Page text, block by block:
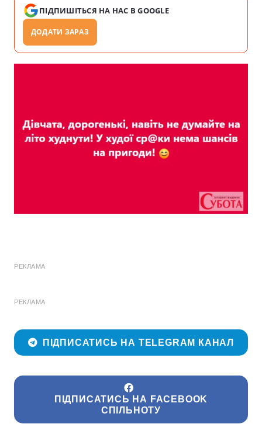
ПІДПИШІТЬСЯ НА НАС В GOOGLE
ДОДАТИ ЗАРАЗ
РЕКЛАМА
РЕКЛАМА
ПІДПИСАТИСЬ НА TELEGRAM КАНАЛ
ПІДПИСАТИСЬ НА FACEBOOK
СПІЛЬНОТУ